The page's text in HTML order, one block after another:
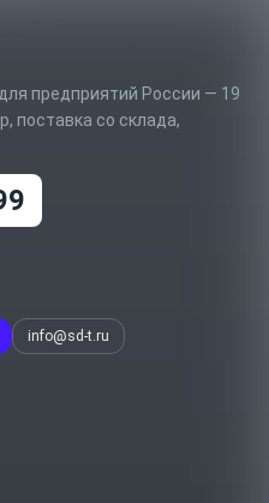
предприятий России — 19
поставка со склада,
info@sd-t.ru